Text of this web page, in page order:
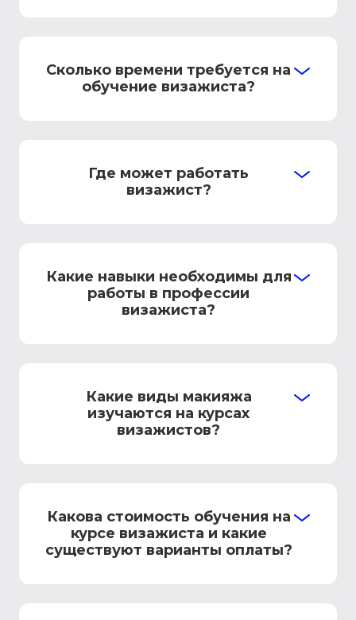
Сколько времени требуется на
обучение визажиста?
Где может работать
визажист?
Какие навыки необходимы для
работы в профессии
визажиста?
Какие виды макияжа
изучаются на курсах
визажистов?
Какова стоимость обучения на
курсе визажиста и какие
существуют варианты оплаты?